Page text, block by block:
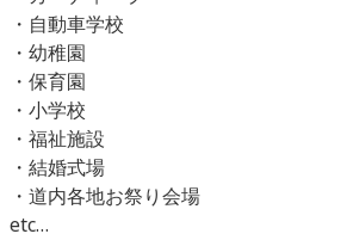
・自動車学校
・幼稚園
・保育園
・小学校
・福祉施設
・結婚式場
・道内各地お祭り会場
etc…